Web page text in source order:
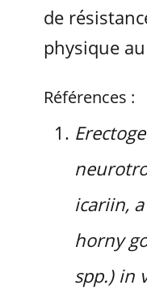
de
physique
Références :
icariin,
horny
spp.) in